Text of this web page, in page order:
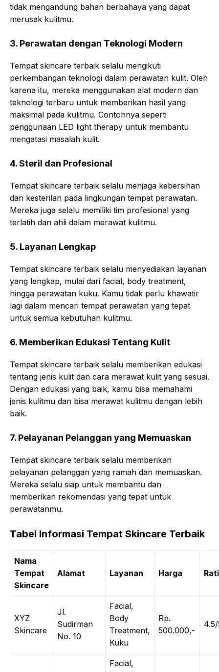
tidak mengandung bahan berbahaya yang dapat
merusak kulitmu.
3. Perawatan dengan Teknologi Modern
Tempat skincare terbaik selalu mengikuti
perkembangan teknologi dalam perawatan kulit. Oleh
karena itu, mereka menggunakan alat modern dan
teknologi terbaru untuk memberikan hasil yang
maksimal pada kulitmu. Contohnya seperti
penggunaan LED light therapy untuk membantu
mengatasi masalah kulit.
4. Steril dan Profesional
Tempat skincare terbaik selalu menjaga kebersihan
dan kesterilan pada lingkungan tempat perawatan.
Mereka juga selalu memiliki tim profesional yang
terlatih dan ahli dalam merawat kulitmu.
5. Layanan Lengkap
Tempat skincare terbaik selalu menyediakan layanan
yang lengkap, mulai dari facial, body treatment,
hingga perawatan kuku. Kamu tidak perlu khawatir
lagi dalam mencari tempat perawatan yang tepat
untuk semua kebutuhan kulitmu.
6. Memberikan Edukasi Tentang Kulit
Tempat skincare terbaik selalu memberikan edukasi
tentang jenis kulit dan cara merawat kulit yang sesuai.
Dengan edukasi yang baik, kamu bisa memahami
jenis kulitmu dan bisa merawat kulitmu dengan lebih
baik.
7. Pelayanan Pelanggan yang Memuaskan
Tempat skincare terbaik selalu memberikan
pelayanan pelanggan yang ramah dan memuaskan.
Mereka selalu siap untuk membantu dan
memberikan rekomendasi yang tepat untuk
perawatanmu.
Tabel Informasi Tempat Skincare Terbaik
Nama
Tempat
Skincare
Alamat Layanan Harga
XYZ
Skincare
Jl.
Sudirman
No. 10
Facial,
Body
Treatment,
Kuku
Rp.
500.000,-
Facial,